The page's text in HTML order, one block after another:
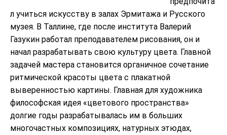
л учиться искусству в залах Эрмитажа и Русского
музея. В Таллине, где после института Валерий
Газукин работал преподавателем рисования, он и
начал разрабатывать свою культуру цвета. Главной
задачей мастера становится органичное сочетание
ритмической красоты цвета с плакатной
выверенностью картины. Главная для художника
философская идея «цветового пространства»
долгие годы разрабатывалась им в больших
многочастных композициях, натурных этюдах,